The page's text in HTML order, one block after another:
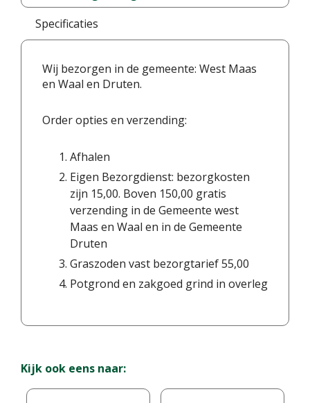
Specificaties
Wij bezorgen in de gemeente: West Maas
en Waal en Druten.
Order opties en verzending:
Afhalen
Eigen Bezorgdienst: bezorgkosten
zijn 15,00. Boven 150,00 gratis
verzending in de Gemeente west
Maas en Waal en in de Gemeente
Druten
Graszoden vast bezorgtarief 55,00
Potgrond en zakgoed grind in overleg
Kijk ook eens naar: